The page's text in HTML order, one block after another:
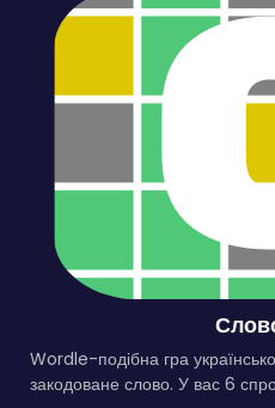
Wordle-подібна гра
закодоване слово. У вас 6